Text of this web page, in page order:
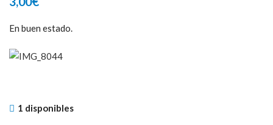
En buen estado.
1 disponibles